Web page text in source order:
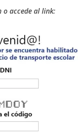
o accede al link: